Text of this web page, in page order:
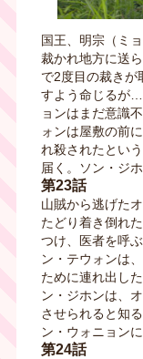
国王、明宗（ミ
裁かれ地方に送
で2度目の裁きが
すよう命じるが
ョンはまだ意識
ォンは屋敷の前
れ殺されたとい
届く。ソン・ジ
第23話
山賊から逃げた
たどり着き倒れ
つけ、医者を呼
ン・テウォンは
ために連れ出し
ン・ジホンは、
させられると知
ン・ウォニョン
第24話